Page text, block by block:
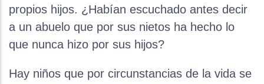
propios hijos. ¿Habían escuchado antes decir
a un abuelo que por sus nietos ha hecho lo
que nunca hizo por sus hijos?
Hay niños que por circunstancias de la vida se